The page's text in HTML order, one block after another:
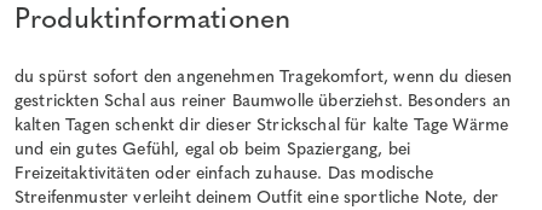
Produktinformationen
du spürst sofort den angenehmen Tragekomfort, wenn du diesen
gestrickten Schal aus reiner Baumwolle überziehst. Besonders an
kalten Tagen schenkt dir dieser Strickschal für kalte Tage Wärme
und ein gutes Gefühl, egal ob beim Spaziergang, bei
Freizeitaktivitäten oder einfach zuhause. Das modische
Streifenmuster verleiht deinem Outfit eine sportliche Note, der